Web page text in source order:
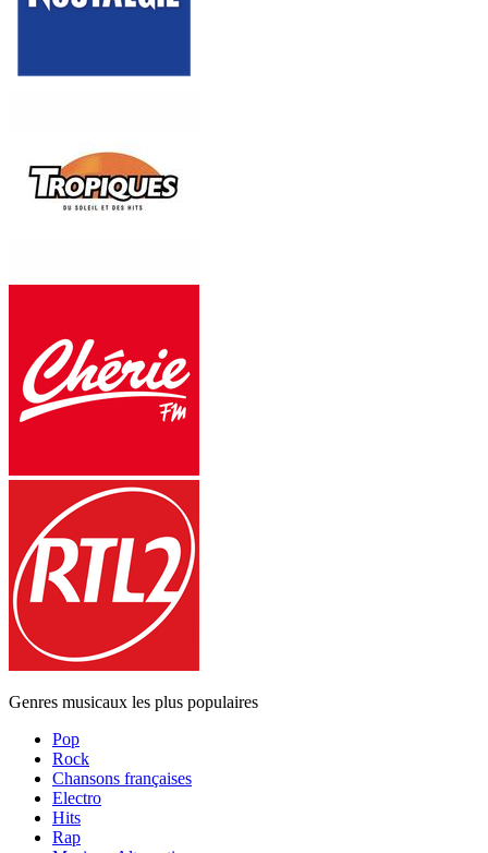
Genres musicaux les plus populaires
Pop
Rock
Chansons françaises
Electro
Hits
Rap